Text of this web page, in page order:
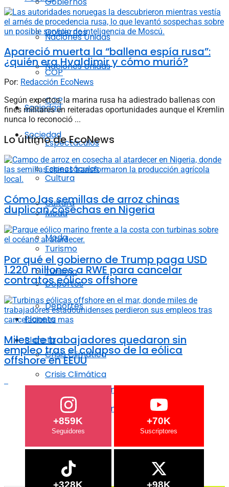
Naciones Unidas
COP
Sociedad
Espectáculos
Cultura
Moda
Turismo
Deportes
Planeta
Crisis Climática
Agricultura regenerativa
Océanos
Bosques
Gobiernos
Naciones Unidas
COP
Sociedad
Espectáculos
Cultura
Moda
Turismo
Deportes
Planeta
Crisis Climática
Agricultura regenerativa
Bosques
Apareció muerta la “ballena espía rusa”:
¿quién era Hvaldimir y cómo murió?
Por: Redacción EcoNews
Según expertos, la marina rusa ha adiestrado ballenas con
fines militares en reiteradas oportunidades aunque el Kremlin
nunca lo reconoció ...
Lo último de EcoNews
Cómo las semillas de arroz chinas
duplican cosechas en Nigeria
Por qué el gobierno de Trump paga USD
1.220 millones a RWE para cancelar
contratos eólicos offshore
Miles de trabajadores quedaron sin
empleo tras el colapso de la eólica
offshore en EEUU
+859K +70K